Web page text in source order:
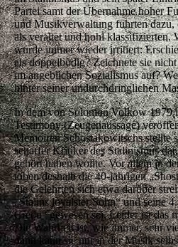
Partei samt der Übernahme hoher
und Musikverwaltung führten dazu,
als veraltet und hohl klassifizierten.
wurde immer wieder irritiert:
als doppelbödig? Zeichnete sie
im angeblichen Sozialismus auf?
hinter seiner undurchdringlichen
In dem von Solomon Volkow 1979
Testimony (Zeugenaussage)
Memoiren Schostakowitschs stellte
scharfer Kritiker des Stalinismus
gehört haben wollte. Vor allem in
toben deshalb die 40-jährigen
die Gelehrten sich etwa darüber
„Stalins loyalster Sohn“ und seine
Credo“ gewesen sei. Leider ist das
Die Wahrheit ist, wie immer, sehr
dann kann sie nur in der Musik